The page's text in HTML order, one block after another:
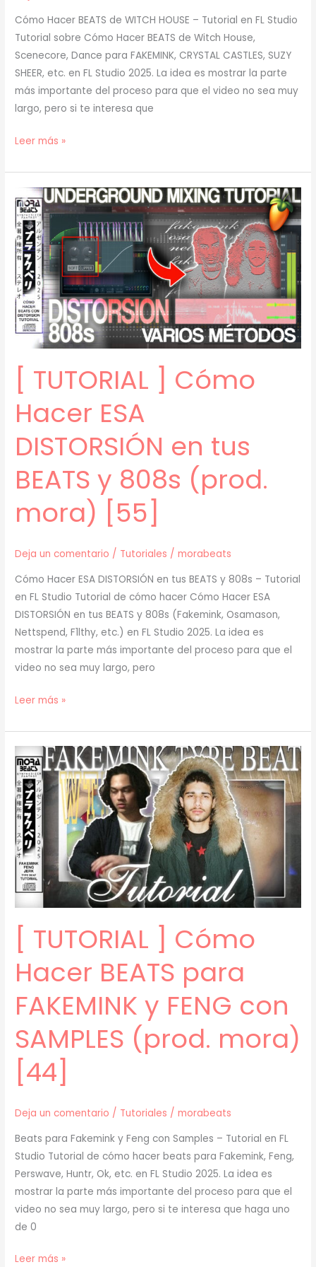
Cómo Hacer BEATS de WITCH HOUSE – Tutorial en FL Studio
Tutorial sobre Cómo Hacer BEATS de Witch House,
Scenecore, Dance para FAKEMINK, CRYSTAL CASTLES, SUZY
SHEER, etc. en FL Studio 2025. La idea es mostrar la parte
más importante del proceso para que el video no sea muy
largo, pero si te interesa que
[
]
Cómo
Hacer
BEATS
de
WITCH
HOUSE
para
FAKEMINK
y
CRYSTAL
CASTLES
(prod.
mora)
[60]
Leer más »
[ TUTORIAL ] Cómo
Hacer ESA
DISTORSIÓN en tus
BEATS y 808s (prod.
mora) [55]
Deja un comentario / Tutoriales /morabeats
Cómo Hacer ESA DISTORSIÓN en tus BEATS y 808s – Tutorial
en FL Studio Tutorial de cómo hacer Cómo Hacer ESA
DISTORSIÓN en tus BEATS y 808s (Fakemink, Osamason,
Nettspend, F1lthy, etc.) en FL Studio 2025. La idea es
mostrar la parte más importante del proceso para que el
video no sea muy largo, pero
[
]
Cómo
Hacer
ESA
DISTORSIÓN
en
tus
BEATS
y
808s
(prod.
mora)
Leer más »
[ TUTORIAL ] Cómo
Hacer BEATS para
FAKEMINK y FENG con
SAMPLES (prod. mora)
[44]
Deja un comentario / Tutoriales /morabeats
Beats para Fakemink y Feng con Samples – Tutorial en FL
Studio Tutorial de cómo hacer beats para Fakemink, Feng,
Perswave, Huntr, Ok, etc. en FL Studio 2025. La idea es
mostrar la parte más importante del proceso para que el
video no sea muy largo, pero si te interesa que haga uno
de 0
[
Leer más »